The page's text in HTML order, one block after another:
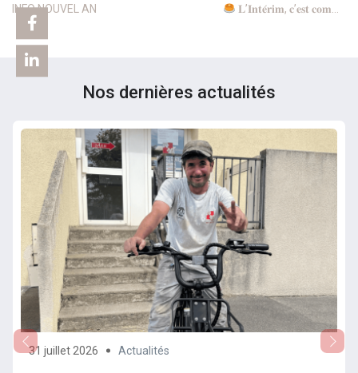
INFO NOUVEL AN
𝐋’𝐈𝐧𝐭𝐞́𝐫𝐢𝐦, 𝐜’𝐞𝐬𝐭 𝐜𝐨𝐦𝐦𝐞
Nos dernières actualités
31 juillet 2026 Actualités